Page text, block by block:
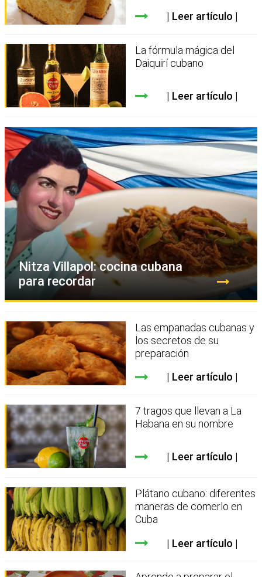
Leer artículo
La fórmula mágica del
Daiquirí cubano
Leer artículo
Nitza Villapol: cocina cubana
para recordar
Las empanadas cubanas y
los secretos de su
preparación
Leer artículo
7 tragos que llevan a La
Habana en su nombre
Leer artículo
Plátano cubano: diferentes
maneras de comerlo en
Cuba
Leer artículo